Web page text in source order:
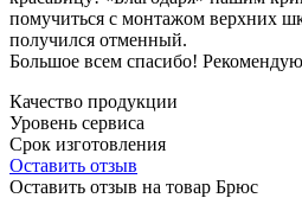
помучиться с монтажом верхних
получился отменный.
Большое всем спасибо!
Качество продукции
Уровень сервиса
Срок изготовления
Оставить отзыв
Оставить отзыв на товар Брюс